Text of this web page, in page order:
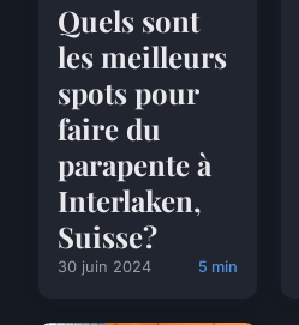
Quels sont
les meilleurs
spots pour
faire du
parapente à
Interlaken,
Suisse?
30 juin 2024 5 min